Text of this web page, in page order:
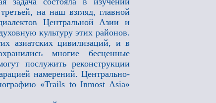
на наш взгляд, главной
Центральной Азии и
культуру этих районов.
азиатских цивилизаций, и в
многие бесценные
послужить реконструкции
намерений. Центрально-
«Trails to Inmost Asia»